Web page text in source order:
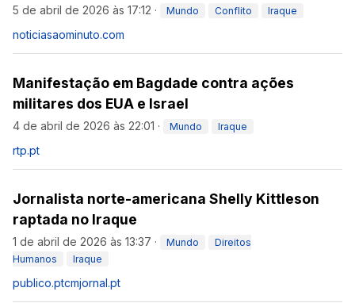
5 de abril de 2026 às 17:12 · Mundo Conflito Iraque
noticiasaominuto.com
Manifestação em Bagdade contra ações
militares dos EUA e Israel
4 de abril de 2026 às 22:01 · Mundo Iraque
rtp.pt
Jornalista norte-americana Shelly Kittleson
raptada no Iraque
1 de abril de 2026 às 13:37 · Mundo
Direitos
Humanos
Iraque
publico.ptcmjornal.pt